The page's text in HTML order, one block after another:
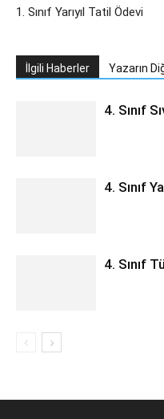
1. Sınıf Yarıyıl Tatil Ödevi
İlgili Haberler Yazarın
4. Sınıf
4. Sınıf
4. Sınıf